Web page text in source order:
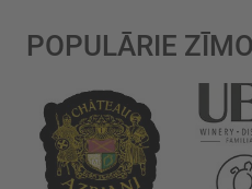
POPULĀRIE